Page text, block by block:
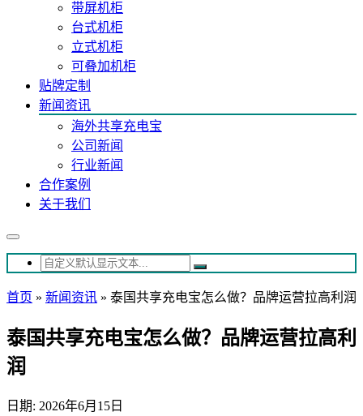
带屏机柜
台式机柜
立式机柜
可叠加机柜
贴牌定制
新闻资讯
海外共享充电宝
公司新闻
行业新闻
合作案例
关于我们
首页 » 新闻资讯 » 泰国共享充电宝怎么做？品牌运营拉高利润
泰国共享充电宝怎么做？品牌运营拉高利
润
日期: 2026年6月15日